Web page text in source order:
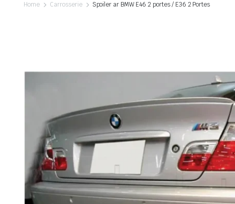
Home Carrosserie Spoiler ar BMW E46 2 portes / E36 2 Portes